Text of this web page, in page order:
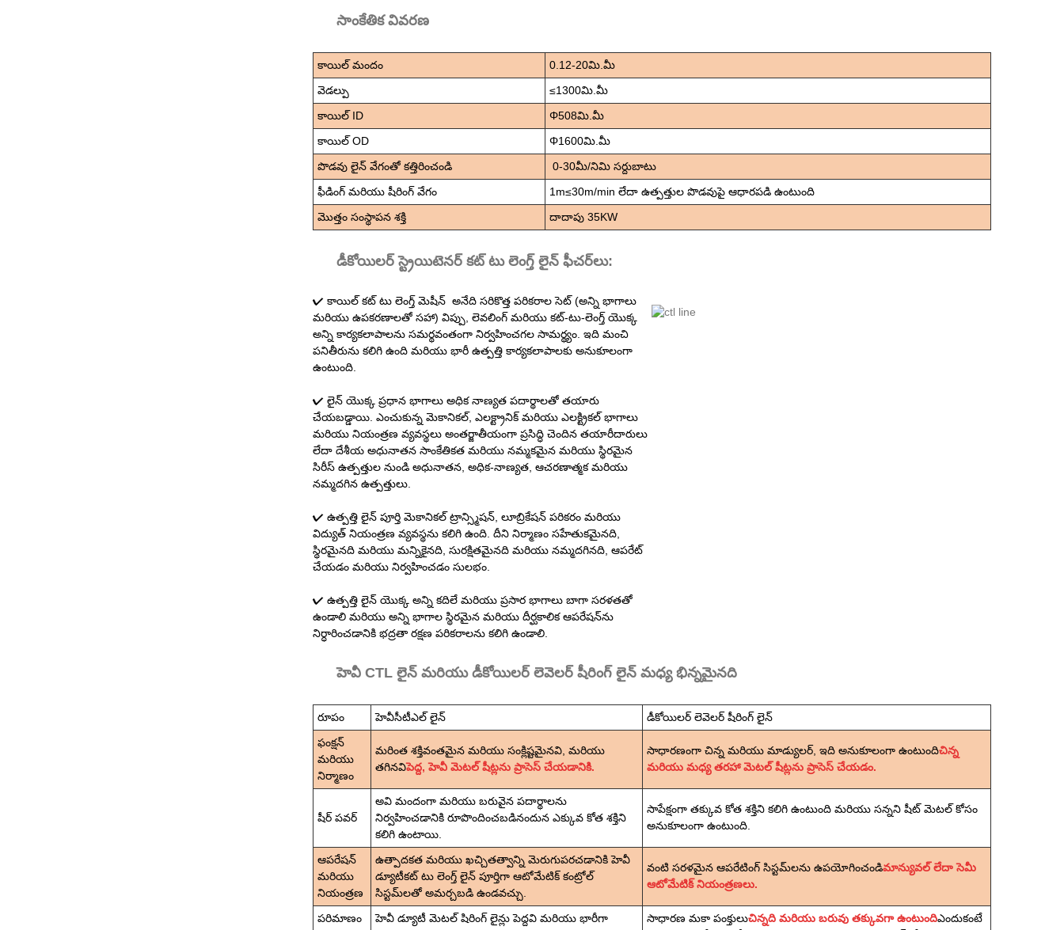
సాంకేతిక వివరణ
కాయిల్ మందం
0.12-20మి.మీ
వెడల్పు
≤1300మి.మీ
కాయిల్ ID
Φ508మి.మీ
కాయిల్ OD
Φ1600మి.మీ
పొడవు లైన్ వేగంతో కత్తిరించండి
0-30మీ/నిమి సర్దుబాటు
ఫీడింగ్ మరియు షీరింగ్ వేగం
1m≤30m/min లేదా ఉత్పత్తుల పొడవుపై ఆధారపడి ఉంటుంది
మొత్తం సంస్థాపన శక్తి
దాదాపు 35KW
డీకోయిలర్ స్ట్రెయిటెనర్ కట్ టు లెంగ్త్ లైన్ ఫీచర్‌లు:
✔ కాయిల్ కట్ టు లెంగ్త్ మెషీన్ అనేది సరికొత్త పరికరాల సెట్ (అన్ని భాగాలు
మరియు ఉపకరణాలతో సహా) విప్పు, లెవలింగ్ మరియు కట్-టు-లెంగ్త్ యొక్క
అన్ని కార్యకలాపాలను సమర్థవంతంగా నిర్వహించగల సామర్థ్యం. ఇది మంచి
పనితీరును కలిగి ఉంది మరియు భారీ ఉత్పత్తి కార్యకలాపాలకు అనుకూలంగా
ఉంటుంది.
✔ లైన్ యొక్క ప్రధాన భాగాలు అధిక నాణ్యత పదార్థాలతో తయారు
చేయబడ్డాయి. ఎంచుకున్న మెకానికల్, ఎలక్ట్రానిక్ మరియు ఎలక్ట్రికల్ భాగాలు
మరియు నియంత్రణ వ్యవస్థలు అంతర్జాతీయంగా ప్రసిద్ధి చెందిన తయారీదారులు
లేదా దేశీయ అధునాతన సాంకేతికత మరియు నమ్మకమైన మరియు స్థిరమైన
సిరీస్ ఉత్పత్తుల నుండి అధునాతన, అధిక-నాణ్యత, ఆచరణాత్మక మరియు
నమ్మదగిన ఉత్పత్తులు.
✔ ఉత్పత్తి లైన్ పూర్తి మెకానికల్ ట్రాన్స్మిషన్, లూబ్రికేషన్ పరికరం మరియు
విద్యుత్ నియంత్రణ వ్యవస్థను కలిగి ఉంది. దీని నిర్మాణం సహేతుకమైనది,
స్థిరమైనది మరియు మన్నికైనది, సురక్షితమైనది మరియు నమ్మదగినది, ఆపరేట్
చేయడం మరియు నిర్వహించడం సులభం.
✔ ఉత్పత్తి లైన్ యొక్క అన్ని కదిలే మరియు ప్రసార భాగాలు బాగా సరళతతో
ఉండాలి మరియు అన్ని భాగాల స్థిరమైన మరియు దీర్ఘకాలిక ఆపరేషన్‌ను
నిర్ధారించడానికి భద్రతా రక్షణ పరికరాలను కలిగి ఉండాలి.
హెవీ CTL లైన్ మరియు డీకోయిలర్ లెవెలర్ షీరింగ్ లైన్ మధ్య భిన్నమైనది
రూపం హెవీసీటీఎల్ లైన్
డీకోయిలర్ లెవెలర్ షీరింగ్ లైన్
ఫంక్షన్
మరియు
నిర్మాణం
మరింత శక్తివంతమైన మరియు సంక్లిష్టమైనవి, మరియు
తగినవిపెద్ద, హెవీ మెటల్ షీట్లను ప్రాసెస్ చేయడానికి.
సాధారణంగా చిన్న మరియు మాడ్యులర్, ఇది అనుకూలంగా ఉంటుందిచిన్న
మరియు మధ్య తరహా మెటల్ షీట్లను ప్రాసెస్ చేయడం.
షీర్ పవర్
అవి మందంగా మరియు బరువైన పదార్థాలను
నిర్వహించడానికి రూపొందించబడినందున ఎక్కువ కోత శక్తిని
కలిగి ఉంటాయి.
సాపేక్షంగా తక్కువ కోత శక్తిని కలిగి ఉంటుంది మరియు సన్నని షీట్ మెటల్ కోసం
అనుకూలంగా ఉంటుంది.
ఆపరేషన్
మరియు
నియంత్రణ
ఉత్పాదకత మరియు ఖచ్చితత్వాన్ని మెరుగుపరచడానికి హెవీ
డ్యూటీకట్ టు లెంగ్త్ లైన్ పూర్తిగా ఆటోమేటిక్ కంట్రోల్
సిస్టమ్‌లతో అమర్చబడి ఉండవచ్చు.
వంటి సరళమైన ఆపరేటింగ్ సిస్టమ్‌లను ఉపయోగించండిమాన్యువల్ లేదా సెమీ
ఆటోమేటిక్ నియంత్రణలు.
పరిమాణం
హెవీ డ్యూటీ మెటల్ షిరింగ్ లైన్లు పెద్దవి మరియు భారీగా
సాధారణ మకా పంక్తులుచిన్నది మరియు బరువు తక్కువగా ఉంటుందిఎందుకంటే